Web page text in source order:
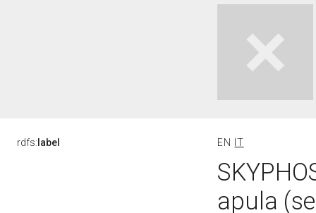
rdfs: label EN IT
apula